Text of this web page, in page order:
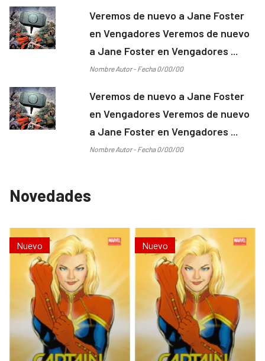
Veremos de nuevo a Jane Foster
en Vengadores Veremos de nuevo
a Jane Foster en Vengadores ...
Nombre Autor - Fecha 0/00/00
Veremos de nuevo a Jane Foster
en Vengadores Veremos de nuevo
a Jane Foster en Vengadores ...
Nombre Autor - Fecha 0/00/00
Novedades
Nuevo Nuevo